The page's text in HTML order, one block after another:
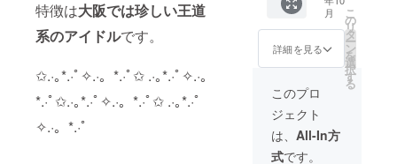
特徴は大阪では珍しい王道
系のアイドルです。
✩.·｡*.·ﾟ✧.·。*.·ﾟ✩ .·｡*.·ﾟ✧.·。
*.·ﾟ✩.·｡*.·ﾟ✧.·。*.·ﾟ✩ .·｡*.·ﾟ
✧.·。*.·ﾟ
日の優
先チ
ケット
（紙チ
デ
ビュー
ライブ
優先入
場（当
日ご案
に参加
できる
券で
す。 ・
推しの
手書き
メッ
セージ
付きラ
イブチ
ケット
（2万円
相当）
※チェキ
券は今
後どの
ライ
ブ、ど
のメン
バーに
もお使
いいた
月
詳細を見る
こ
の
リ
タ
ー
ン
を
選
択
す
る
このプロ
ジェクト
は、 All-In方
式です。